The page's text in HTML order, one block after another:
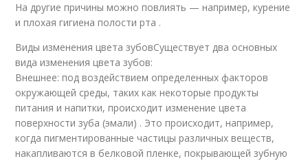
На другие причины можно повлиять — например, курение
и плохая гигиена полости рта .
Виды изменения цвета зубовСуществует два основных
вида изменения цвета зубов:
Внешнее: под воздействием определенных факторов
окружающей среды, таких как некоторые продукты
питания и напитки, происходит изменение цвета
поверхности зуба (эмали) . Это происходит, например,
когда пигментированные частицы различных веществ,
накапливаются в белковой пленке, покрывающей зубную